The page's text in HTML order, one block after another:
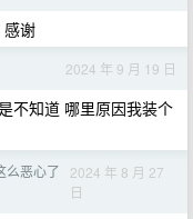
感谢
2024 年 9 月 19 日
不知道 哪里原因我装个
么恶心了
2024 年 8 月 27
日